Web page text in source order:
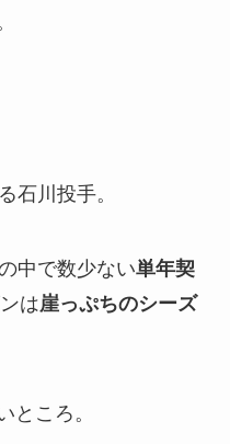
石川投手。
中で数少ない単年契
は崖っぷちのシーズ
ところ。